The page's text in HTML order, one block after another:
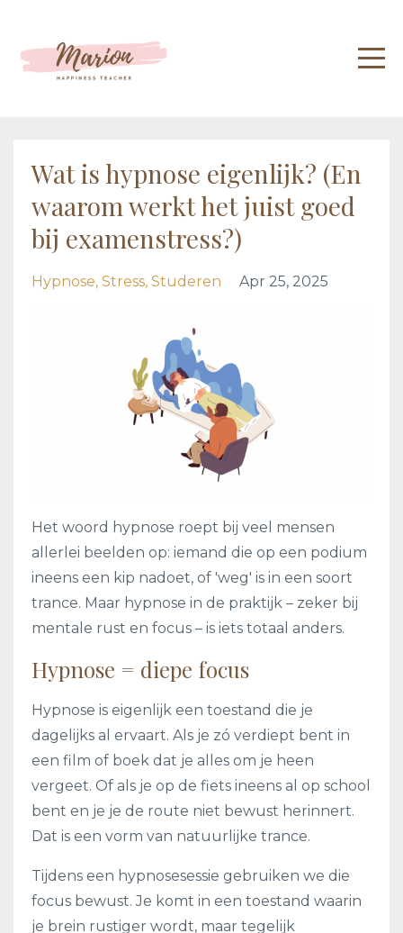
Wat is hypnose eigenlijk? (En
waarom werkt het juist goed
bij examenstress?)
Hypnose Stress Studeren Apr 25, 2025
Het woord hypnose roept bij veel mensen
allerlei beelden op: iemand die op een podium
ineens een kip nadoet, of 'weg' is in een soort
trance. Maar hypnose in de praktijk – zeker bij
mentale rust en focus – is iets totaal anders.
Hypnose = diepe focus
Hypnose is eigenlijk een toestand die je
dagelijks al ervaart. Als je zó verdiept bent in
een film of boek dat je alles om je heen
vergeet. Of als je op de fiets ineens al op school
bent en je je de route niet bewust herinnert.
Dat is een vorm van natuurlijke trance.
Tijdens een hypnosesessie gebruiken we die
focus bewust. Je komt in een toestand waarin
je brein rustiger wordt, maar tegelijk